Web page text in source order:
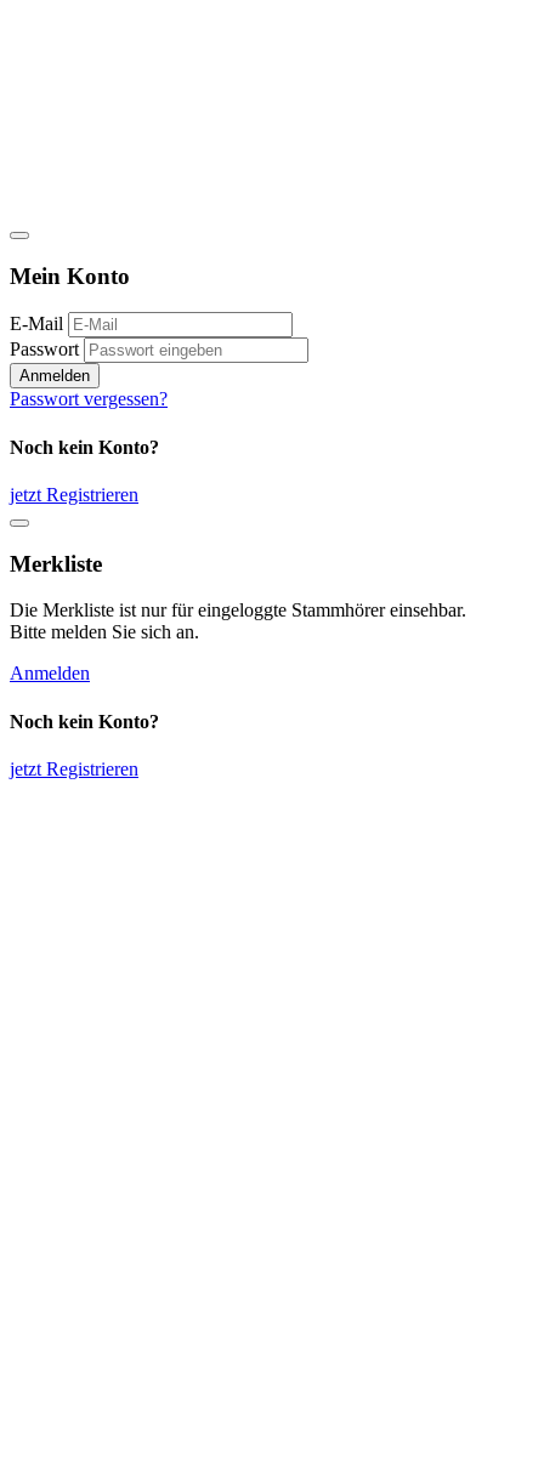
Mein Konto
E-Mail
Passwort
Anmelden
Passwort vergessen?
Noch kein Konto?
jetzt Registrieren
Merkliste
Die Merkliste ist nur für eingeloggte Stammhörer einsehbar.
Bitte melden Sie sich an.
Anmelden
Noch kein Konto?
jetzt Registrieren